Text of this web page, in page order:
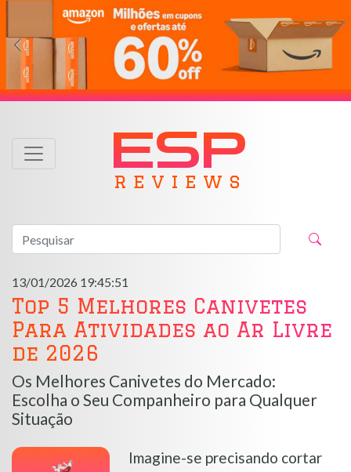
ESP
r e v i e w s
13/01/2026 19:45:51
Top 5 Melhores Canivetes
Para Atividades ao Ar Livre
de 2026
Os Melhores Canivetes do Mercado:
Escolha o Seu Companheiro para Qualquer
Situação
Imagine-se precisando cortar